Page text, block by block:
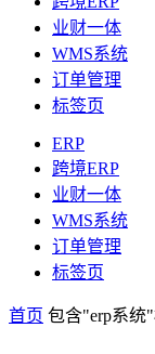
业财一体
WMS系统
订单管理
标签页
ERP
跨境ERP
业财一体
WMS系统
订单管理
标签页
首页 包含"erp系统